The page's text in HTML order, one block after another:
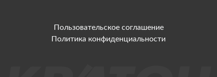
Пользовательское соглашение
Политика конфиденциальности